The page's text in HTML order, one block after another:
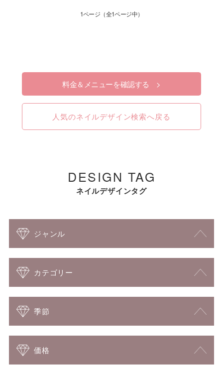
1ページ（全1ページ中）
料金＆メニューを確認する >
人気のネイルデザイン検索へ戻る
DESIGN TAG
ネイルデザインタグ
ジャンル
カテゴリー
季節
価格